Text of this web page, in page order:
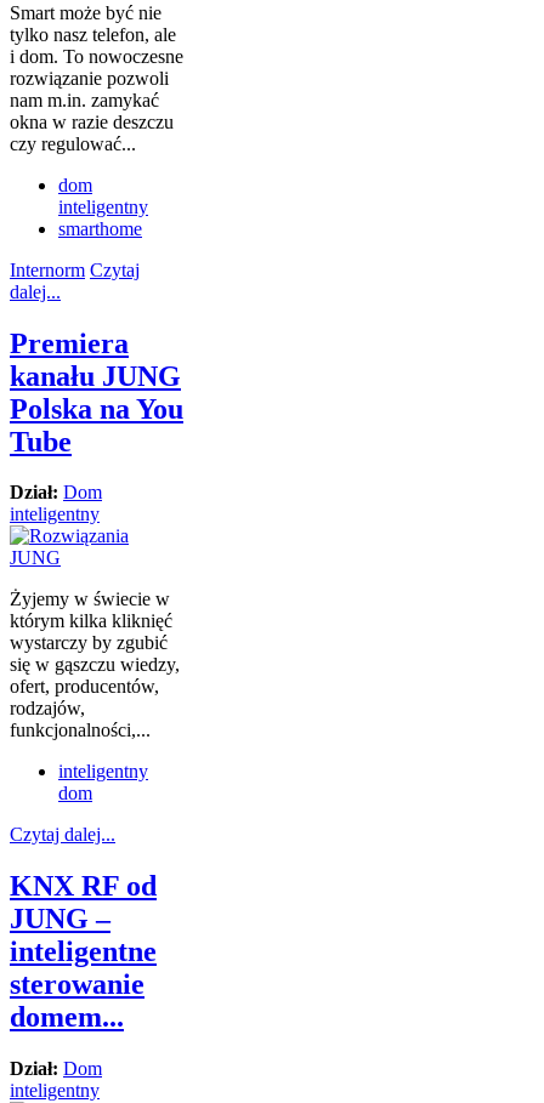
Smart może być nie
tylko nasz telefon, ale
i dom. To nowoczesne
rozwiązanie pozwoli
nam m.in. zamykać
okna w razie deszczu
czy regulować...
dom
inteligentny
smarthome
Internorm Czytaj
dalej...
Premiera
kanału JUNG
Polska na You
Tube
Dział: Dom
inteligentny
Żyjemy w świecie w
którym kilka kliknięć
wystarczy by zgubić
się w gąszczu wiedzy,
ofert, producentów,
rodzajów,
funkcjonalności,...
inteligentny
dom
Czytaj dalej...
KNX RF od
JUNG –
inteligentne
sterowanie
domem...
Dział: Dom
inteligentny